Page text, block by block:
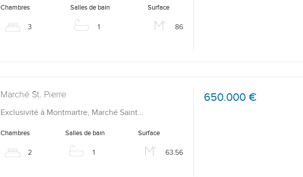
Chambres
3
Salles de bain
1
Surface
86
Marché St. Pierre
Exclusivité à Montmartre, Marché Saint…
Chambres
2
Salles de bain
1
Surface
63.56
650.000 €